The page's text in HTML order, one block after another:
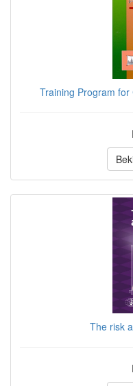
Training Program
The risk